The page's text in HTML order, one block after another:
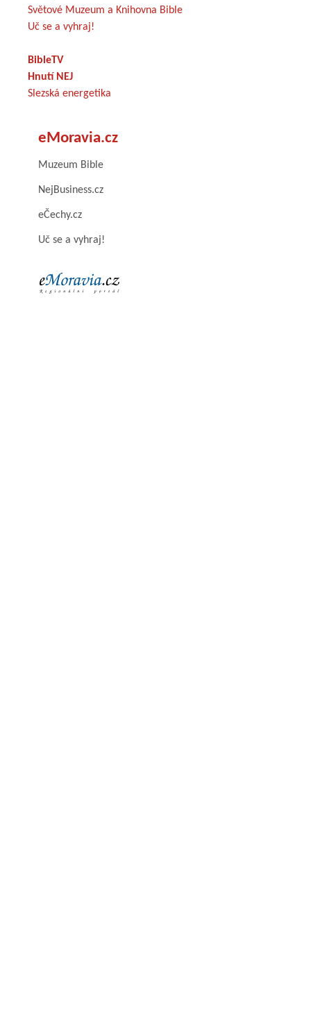
Světové Muzeum a Knihovna Bible
Uč se a vyhraj!
BibleTV
Hnutí NEJ
Slezská energetika
eMoravia.cz
Muzeum Bible
NejBusiness.cz
eČechy.cz
Uč se a vyhraj!